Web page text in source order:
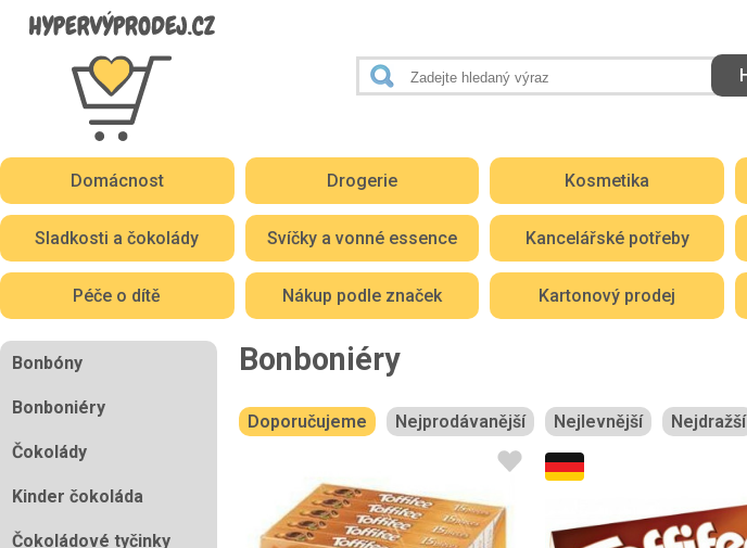
Domácnost Drogerie Kosmetika
Sladkosti a čokolády Svíčky a vonné essence Kancelářské potřeby
Péče o dítě Nákup podle značek Kartonový prodej
Bonbóny
Bonboniéry
Čokolády
Kinder čokoláda
Čokoládové tyčinky
Bonboniéry
Doporučujeme Nejprodávanější Nejlevnější Nejdražší